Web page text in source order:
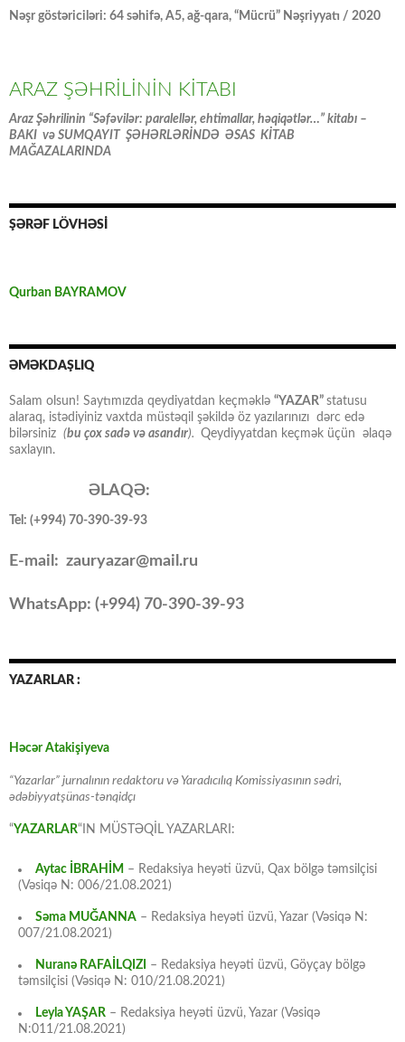
Nəşr göstəriciləri: 64 səhifə, A5, ağ-qara, “Mücrü” Nəşriyyatı / 2020
ARAZ ŞƏHRİLİNİN KİTABI
Araz Şəhrilinin “Səfəvilər: paralellər, ehtimallar, həqiqətlər…” kitabı –
BAKI və SUMQAYIT ŞƏHƏRLƏRİNDƏ ƏSAS KİTAB
MAĞAZALARINDA
ŞƏRƏF LÖVHƏSİ
Qurban BAYRAMOV
ƏMƏKDAŞLIQ
Salam olsun! Saytımızda qeydiyatdan keçməklə “YAZAR” statusu
alaraq, istədiyiniz vaxtda müstəqil şəkildə öz yazılarınızı dərc edə
bilərsiniz (bu çox sadə və asandır). Qeydiyyatdan keçmək üçün əlaqə
saxlayın.
ƏLAQƏ:
Tel: (+994) 70-390-39-93
E-mail: zauryazar@mail.ru
WhatsApp: (+994) 70-390-39-93
YAZARLAR :
Həcər Atakişiyeva
“Yazarlar” jurnalının redaktoru və Yaradıcılıq Komissiyasının sədri,
ədəbiyyatşünas-tənqidçı
“YAZARLAR“IN MÜSTƏQİL YAZARLARI:
Aytac İBRAHİM – Redaksiya heyəti üzvü, Qax bölgə təmsilçisi
(Vəsiqə N: 006/21.08.2021)
Səma MUĞANNA – Redaksiya heyəti üzvü, Yazar (Vəsiqə N:
007/21.08.2021)
Nuranə RAFAİLQIZI
– Redaksiya heyəti üzvü, Göyçay bölgə
təmsilçisi (Vəsiqə N: 010/21.08.2021)
Leyla YAŞAR – Redaksiya heyəti üzvü, Yazar (Vəsiqə
N:011/21.08.2021)